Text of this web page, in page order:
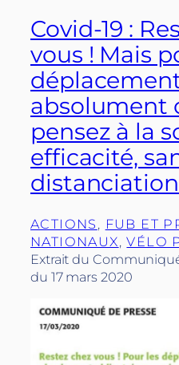
Covid-19 :
vous ! Mais
absolument
pensez à la
efficacité,
ACTIONS , FUB ET
NATIONAUX, VÉLO
Extrait du
du 17 mars 2020